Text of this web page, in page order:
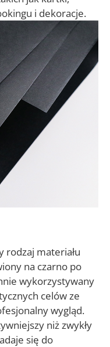
i dekoracje.
rodzaj materiału
na czarno po
wykorzystywany
celów ze
wygląd.
niż zwykły
się do